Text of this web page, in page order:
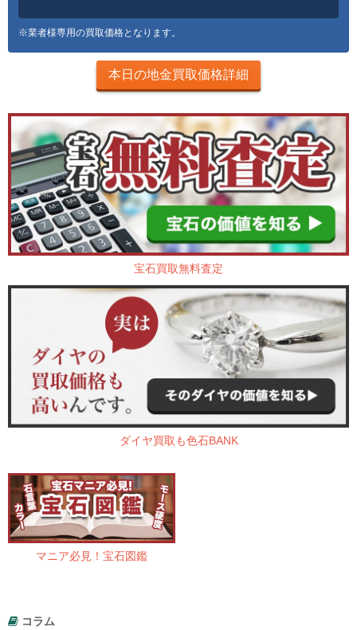
※業者様専用の買取価格となります。
本日の地金買取価格詳細
宝石買取無料査定
ダイヤ買取も色石BANK
マニア必見！宝石図鑑
コラム